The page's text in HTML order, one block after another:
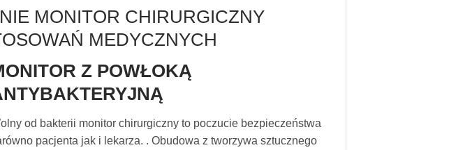
MONITOR CHIRURGICZNY
MEDYCZNYCH
Z POWŁOKĄ
od bakterii monitor chirurgiczny to poczucie bezpieczeństwa
pacjenta jak i lekarza. . Obudowa z tworzywa sztucznego